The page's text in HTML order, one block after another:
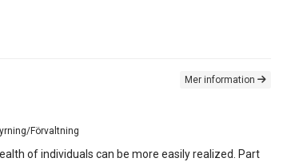
Förvaltning
Mer information
of individuals can be more easily realized. Part